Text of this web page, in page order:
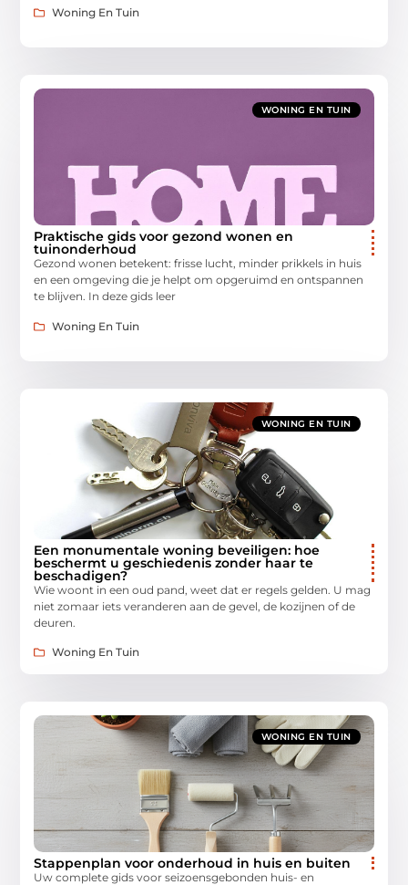
Woning En Tuin
WONING EN TUIN
Praktische gids voor gezond wonen en
tuinonderhoud
Gezond wonen betekent: frisse lucht, minder prikkels in huis
en een omgeving die je helpt om opgeruimd en ontspannen
te blijven. In deze gids leer
Woning En Tuin
WONING EN TUIN
Een monumentale woning beveiligen: hoe
beschermt u geschiedenis zonder haar te
beschadigen?
Wie woont in een oud pand, weet dat er regels gelden. U mag
niet zomaar iets veranderen aan de gevel, de kozijnen of de
deuren.
Woning En Tuin
WONING EN TUIN
Stappenplan voor onderhoud in huis en buiten
Uw complete gids voor seizoensgebonden huis- en